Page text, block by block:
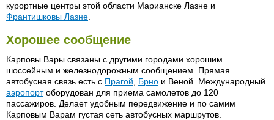
курортные центры этой области Марианске Лазне и
Франтишковы Лазне
Хорошее сообщение
Карповы Вары связаны с другими городами хорошим
шоссейным и железнодорожным сообщением. Прямая
автобусная связь есть с Прагой Брно и Веной. Международный
аэропортоборудован для приема самолетов до 120
пассажиров. Делает удобным передвижение и по самим
Карповым Варам густая сеть автобусных маршрутов.